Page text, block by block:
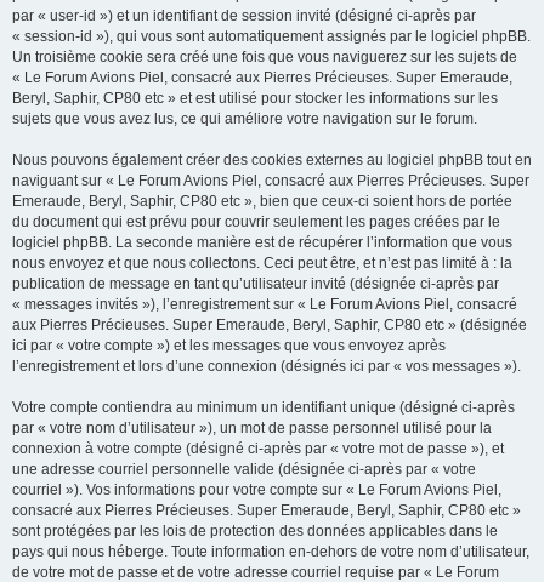
par « user-id ») et un identifiant de session invité (désigné ci-après par
« session-id »), qui vous sont automatiquement assignés par le logiciel phpBB.
Un troisième cookie sera créé une fois que vous naviguerez sur les sujets de
« Le Forum Avions Piel, consacré aux Pierres Précieuses. Super Emeraude,
Beryl, Saphir, CP80 etc » et est utilisé pour stocker les informations sur les
sujets que vous avez lus, ce qui améliore votre navigation sur le forum.
Nous pouvons également créer des cookies externes au logiciel phpBB tout en
naviguant sur « Le Forum Avions Piel, consacré aux Pierres Précieuses. Super
Emeraude, Beryl, Saphir, CP80 etc », bien que ceux-ci soient hors de portée
du document qui est prévu pour couvrir seulement les pages créées par le
logiciel phpBB. La seconde manière est de récupérer l’information que vous
nous envoyez et que nous collectons. Ceci peut être, et n’est pas limité à : la
publication de message en tant qu’utilisateur invité (désignée ci-après par
« messages invités »), l’enregistrement sur « Le Forum Avions Piel, consacré
aux Pierres Précieuses. Super Emeraude, Beryl, Saphir, CP80 etc » (désignée
ici par « votre compte ») et les messages que vous envoyez après
l’enregistrement et lors d’une connexion (désignés ici par « vos messages »).
Votre compte contiendra au minimum un identifiant unique (désigné ci-après
par « votre nom d’utilisateur »), un mot de passe personnel utilisé pour la
connexion à votre compte (désigné ci-après par « votre mot de passe »), et
une adresse courriel personnelle valide (désignée ci-après par « votre
courriel »). Vos informations pour votre compte sur « Le Forum Avions Piel,
consacré aux Pierres Précieuses. Super Emeraude, Beryl, Saphir, CP80 etc »
sont protégées par les lois de protection des données applicables dans le
pays qui nous héberge. Toute information en-dehors de votre nom d’utilisateur,
de votre mot de passe et de votre adresse courriel requise par « Le Forum